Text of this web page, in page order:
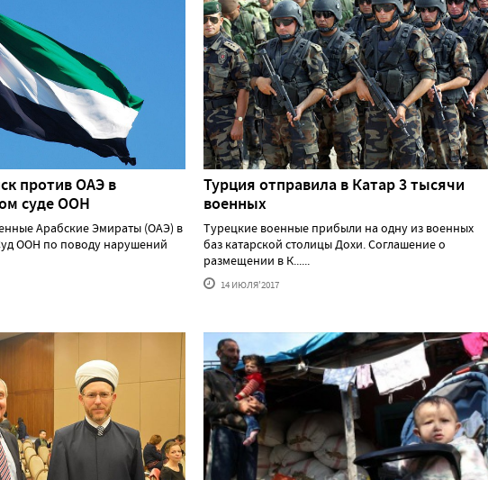
против ОАЭ в
суде ООН
Арабские Эмираты (ОАЭ) в
ООН по поводу нарушений
Турция отправила в Катар 3 тысячи
военных
Турецкие военные прибыли на одну из военных
баз катарской столицы Дохи. Соглашение о
размещении в К......
14 ИЮЛЯ'2017